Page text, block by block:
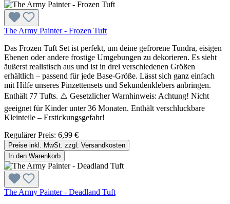
The Army Painter - Frozen Tuft
Das Frozen Tuft Set ist perfekt, um deine gefrorene Tundra, eisigen
Ebenen oder andere frostige Umgebungen zu dekorieren. Es sieht
äußerst realistisch aus und ist in drei verschiedenen Größen
erhältlich – passend für jede Base-Größe. Lässt sich ganz einfach
mit Hilfe unseres Pinzettensets und Sekundenklebers anbringen.
Enthält 77 Tufts. ⚠️ Gesetzlicher Warnhinweis: Achtung! Nicht
geeignet für Kinder unter 36 Monaten. Enthält verschluckbare
Kleinteile – Erstickungsgefahr!
Regulärer Preis: 6,99 €
Preise inkl. MwSt. zzgl. Versandkosten
In den Warenkorb
The Army Painter - Deadland Tuft